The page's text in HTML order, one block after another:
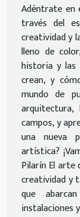
Adéntrate en
través del
creatividad y
lleno de
historia y las
crean, y
mundo de
campos, y
una nueva
artística?
Pilarín El arte
creatividad y
que
instalaciones